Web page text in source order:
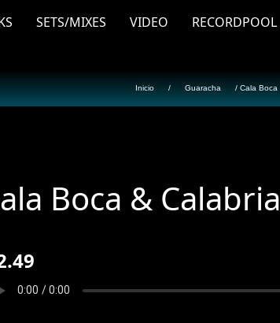
SETS/MIXES VIDEO RECORDPOOL
Inicio / Guaracha / Cala Boca
Boca &